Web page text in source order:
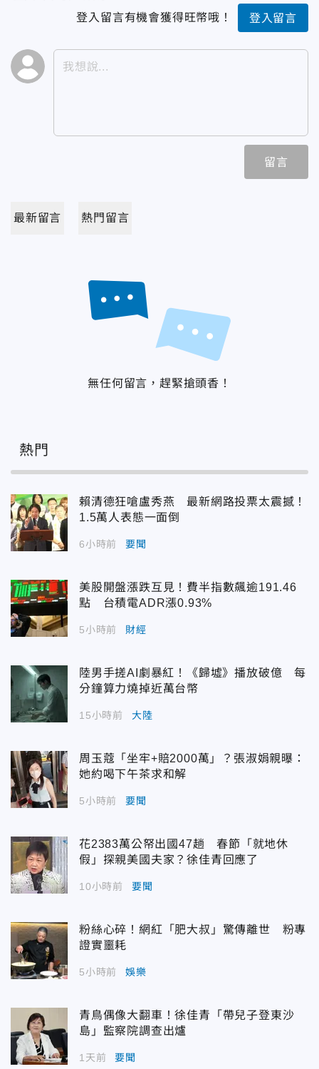
登入留言有機會獲得旺幣哦！ 登入留言
留言
最新留言 熱門留言
無任何留言，趕緊搶頭香！
熱門
賴清德狂嗆盧秀燕 最新網路投票太震撼！
1.5萬人表態一面倒
6小時前 要聞
美股開盤漲跌互見！費半指數飆逾191.46
點 台積電ADR漲0.93%
5小時前 財經
陸男手搓AI劇暴紅！《歸墟》播放破億 每
分鐘算力燒掉近萬台幣
15小時前 大陸
周玉蔻「坐牢+賠2000萬」？張淑娟親曝：
她約喝下午茶求和解
5小時前 要聞
花2383萬公帑出國47趟 春節「就地休
假」探親美國夫家？徐佳青回應了
10小時前 要聞
粉絲心碎！網紅「肥大叔」驚傳離世 粉專
證實噩耗
5小時前 娛樂
青鳥偶像大翻車！徐佳青「帶兒子登東沙
島」監察院調查出爐
1天前 要聞